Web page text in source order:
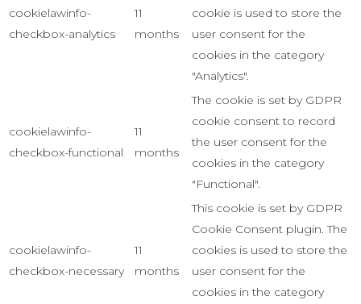
cookielawinfo-
checkbox-analytics
11
months
cookie is used to store the
user consent for the
cookies in the category
"Analytics".
cookielawinfo-
checkbox-functional
11
months
The cookie is set by GDPR
cookie consent to record
the user consent for the
cookies in the category
"Functional".
cookielawinfo-
checkbox-necessary
11
months
This cookie is set by GDPR
Cookie Consent plugin. The
cookies is used to store the
user consent for the
cookies in the category